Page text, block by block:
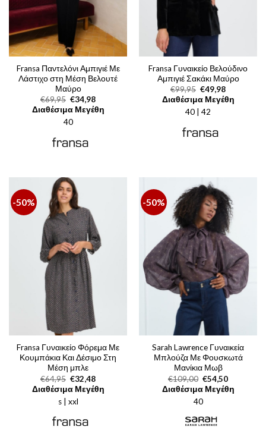
Fransa Παντελόνι Αμπιγιέ Με
Λάστιχο στη Μέση Βελουτέ
Μαύρο
€69,95 Original
price
was:
€69,95.
€34,98Η
τρέχουσα
τιμή
Διαθέσιμα Μεγέθη
40
Fransa Γυναικείο Βελούδινο
Αμπιγιέ Σακάκι Μαύρο
€99,95 Original
price
was:
€99,95.
€49,98Η
τρέχουσα
τιμή
Διαθέσιμα Μεγέθη
40 | 42
-50%
Fransa Γυναικείο Φόρεμα Με
Κουμπάκια Και Δέσιμο Στη
Μέση μπλε
€64,95 Original
price
was:
€64,95.
€32,48Η
τρέχουσα
τιμή
Διαθέσιμα Μεγέθη
s | xxl
-50%
Sarah Lawrence Γυναικεία
Μπλούζα Με Φουσκωτά
Μανίκια Μωβ
€109,00 Original
price
was:
€109,00.
€54,50Η
τρέχουσα
τιμή
Διαθέσιμα Μεγέθη
40